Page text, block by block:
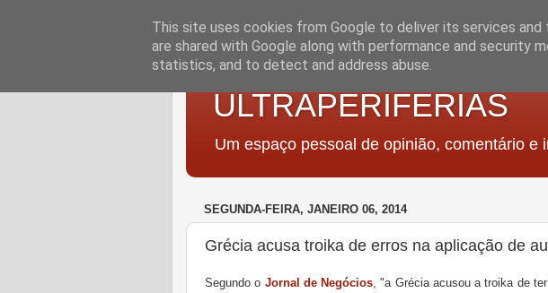
ULTRAPERIFERIAS
Um espaço pessoal de opinião, comentário e
SEGUNDA-FEIRA, JANEIRO 06, 2014
Grécia acusa troika de erros na aplicação de
Segundo o Jornal de Negócios, "a Grécia acusou a troika de
This site uses cookies from Google to deliver its services
are shared with Google along with performance and security
statistics, and to detect and address abuse.